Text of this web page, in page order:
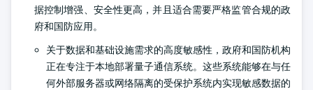
据控制增强、安全性更高，并且适合需要严格监管合规的政
府和国防应用。
关于数据和基础设施需求的高度敏感性，政府和国防机构
正在专注于本地部署量子通信系统。这些系统能够在与任
何外部服务器或网络隔离的受保护系统内实现敏感数据的